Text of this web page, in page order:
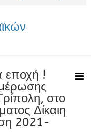
εποχή !
στο
Δίκαιη
2021-